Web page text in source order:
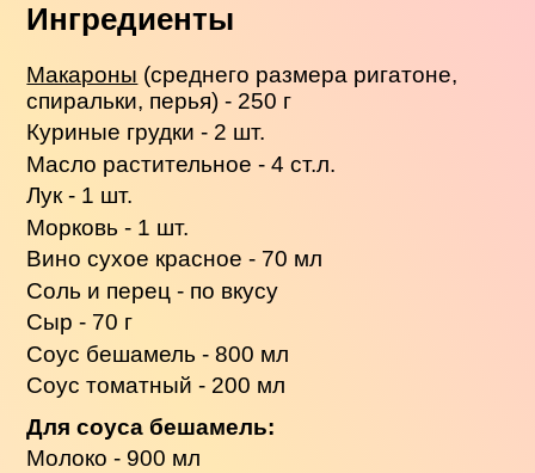
Ингредиенты
Макароны (среднего размера ригатоне,
спиральки, перья) - 250 г
Куриные грудки - 2 шт.
Масло растительное - 4 ст.л.
Лук - 1 шт.
Морковь - 1 шт.
Вино сухое красное - 70 мл
Соль и перец - по вкусу
Сыр - 70 г
Соус бешамель - 800 мл
Соус томатный - 200 мл
Для соуса бешамель:
Молоко - 900 мл